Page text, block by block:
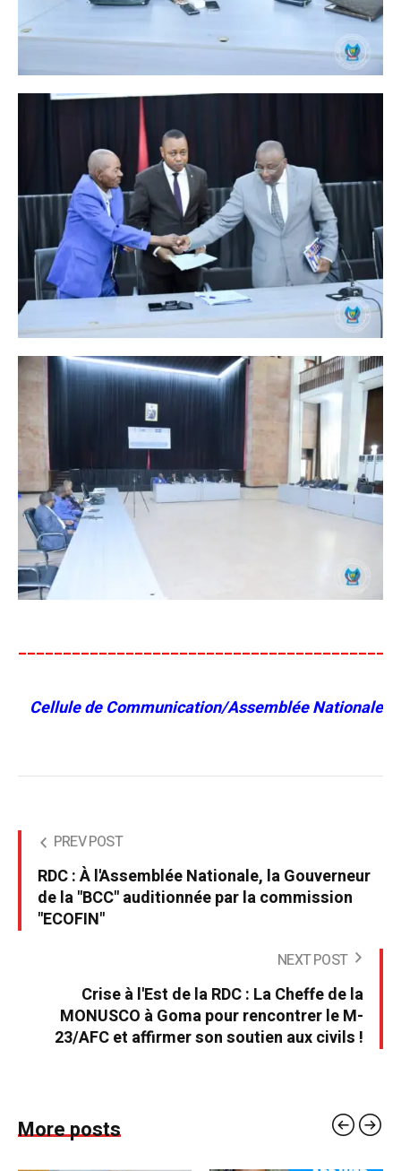
Cellule de Communication/Assemblée Nationale
PREV POST
RDC : À l'Assemblée Nationale, la Gouverneur
de la "BCC" auditionnée par la commission
"ECOFIN"
NEXT POST
Crise à l'Est de la RDC : La Cheffe de la
MONUSCO à Goma pour rencontrer le M-
23/AFC et affirmer son soutien aux civils !
More posts